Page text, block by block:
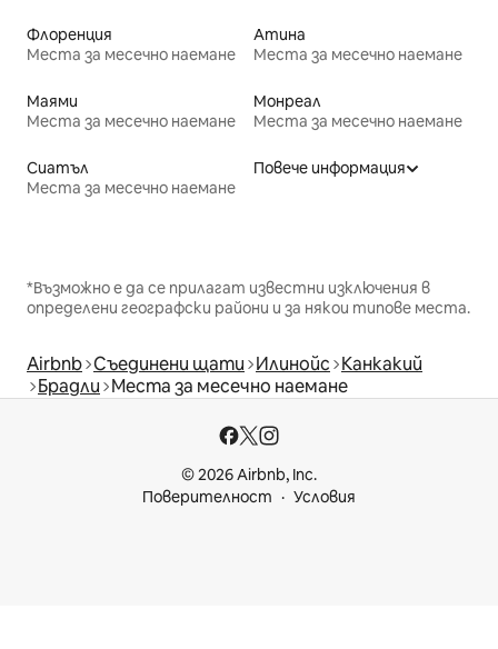
Флоренция
Места за месечно наемане
Атина
Места за месечно наемане
Маями
Места за месечно наемане
Монреал
Места за месечно наемане
Сиатъл
Места за месечно наемане
Повече информация
*Възможно е да се прилагат известни изключения в
определени географски райони и за някои типове места.
Airbnb Съединени щати Илинойс Канкакий
Брадли Места за месечно наемане
© 2026 Airbnb, Inc.
Поверителност
Условия